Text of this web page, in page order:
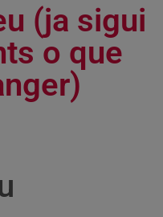
(ja sigui
o que